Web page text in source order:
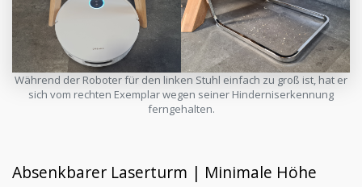
Während der Roboter für den linken Stuhl einfach zu groß ist, hat er
sich vom rechten Exemplar wegen seiner Hinderniserkennung
ferngehalten.
Absenkbarer Laserturm | Minimale Höhe